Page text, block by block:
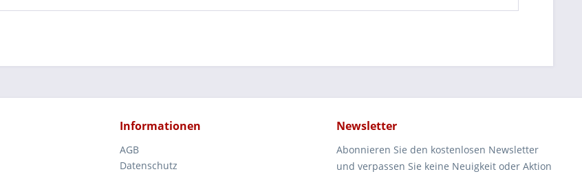
Informationen
AGB
Datenschutz
Newsletter
Abonnieren Sie den kostenlosen Newsletter
und verpassen Sie keine Neuigkeit oder Aktion